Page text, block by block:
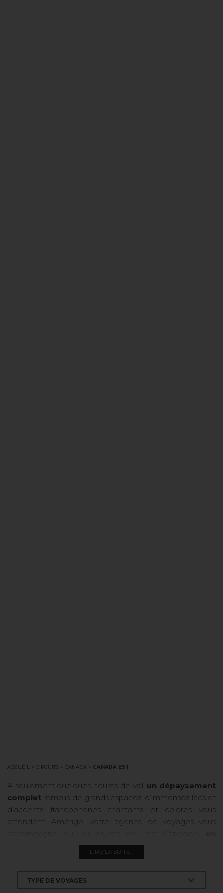
ACCUEIL > CIRCUITS > CANADA > CANADA EST
A seulement quelques heures de vol, un dépaysement
complet remplis de grands espaces, d’immenses lacs et
d’accents francophones chantants et colorés vous
attendent. Amérigo, votre agence de voyages vous
autocar pour les circuits en départs garantis
volant de votre véhicule de location pour les
avec des déplacements en train de l’est du Canada
LIRE LA SUITE...
TYPE DE VOYAGES